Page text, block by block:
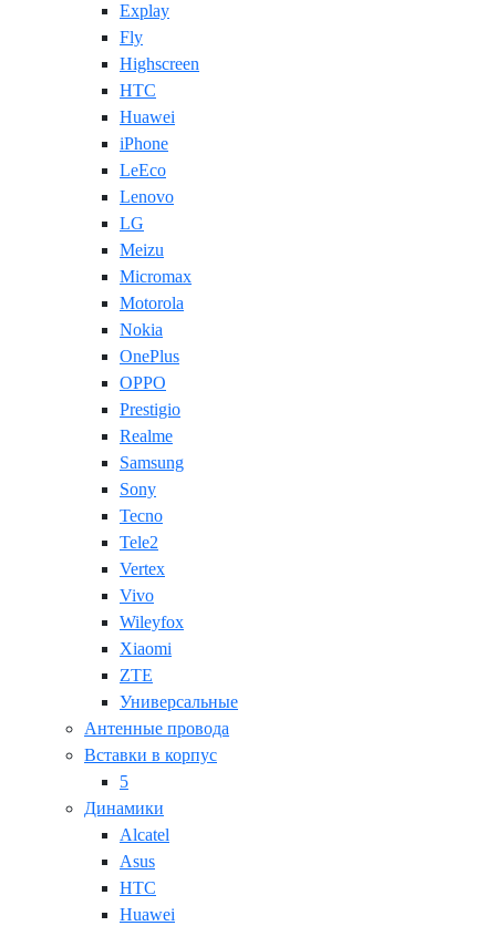
Explay
Fly
Highscreen
HTC
Huawei
iPhone
LeEco
Lenovo
LG
Meizu
Micromax
Motorola
Nokia
OnePlus
OPPO
Prestigio
Realme
Samsung
Sony
Tecno
Tele2
Vertex
Vivo
Wileyfox
Xiaomi
ZTE
Универсальные
Антенные провода
Вставки в корпус
5
Динамики
Alcatel
Asus
HTC
Huawei